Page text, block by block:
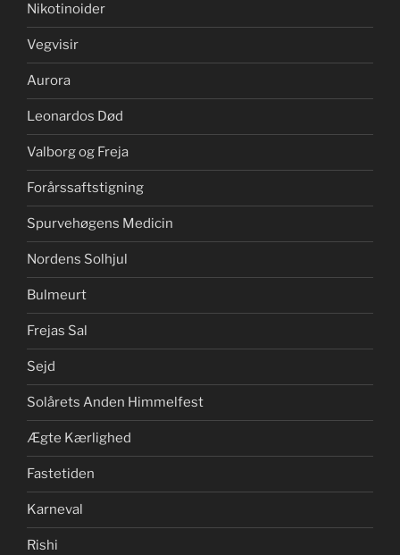
Nikotinoider
Vegvisir
Aurora
Leonardos Død
Valborg og Freja
Forårssaftstigning
Spurvehøgens Medicin
Nordens Solhjul
Bulmeurt
Frejas Sal
Sejd
Solårets Anden Himmelfest
Ægte Kærlighed
Fastetiden
Karneval
Rishi